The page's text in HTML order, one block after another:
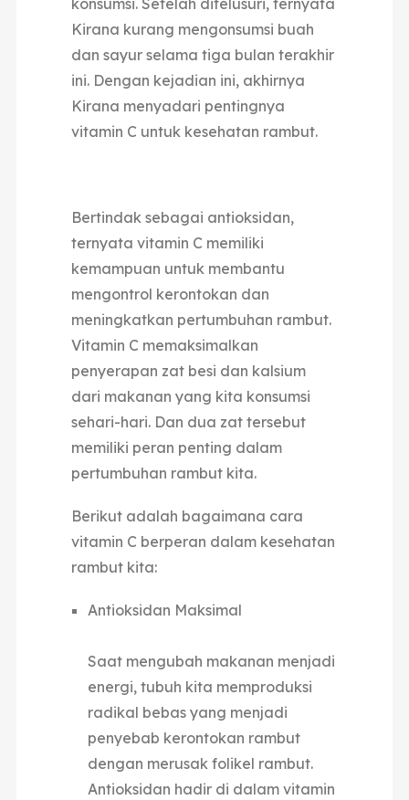
Kirana kurang mengonsumsi buah
dan sayur selama tiga bulan terakhir
ini. Dengan kejadian ini, akhirnya
Kirana menyadari pentingnya
vitamin C untuk kesehatan rambut.
Bertindak sebagai antioksidan,
ternyata vitamin C memiliki
kemampuan untuk membantu
mengontrol kerontokan dan
meningkatkan pertumbuhan rambut.
Vitamin C memaksimalkan
penyerapan zat besi dan kalsium
dari makanan yang kita konsumsi
sehari-hari. Dan dua zat tersebut
memiliki peran penting dalam
pertumbuhan rambut kita.
Berikut adalah bagaimana cara
vitamin C berperan dalam kesehatan
rambut kita:
Antioksidan Maksimal
Saat mengubah makanan menjadi
energi, tubuh kita memproduksi
radikal bebas yang menjadi
penyebab kerontokan rambut
dengan merusak folikel rambut.
Antioksidan hadir di dalam vitamin